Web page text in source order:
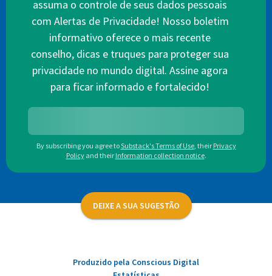
assuma o controle de seus dados pessoais
com Alertas de Privacidade! Nosso boletim
informativo oferece o mais recente
conselho, dicas e truques para proteger sua
privacidade no mundo digital. Assine agora
para ficar informado e fortalecido!
By subscribing you agree toSubstack's Terms of Use, their Privacy
Policy and their Information collection notice.
DEIXE A SUA SUGESTÃO
Produzido pela Conscious Digital